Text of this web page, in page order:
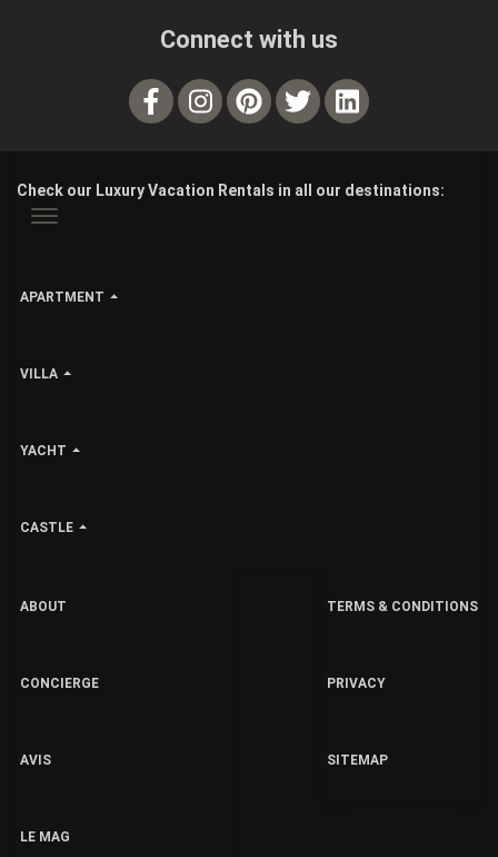
Connect with us
Check our Luxury Vacation Rentals in all our destinations:
APARTMENT
VILLA
YACHT
CASTLE
ABOUT
CONCIERGE
AVIS
LE MAG
TERMS & CONDITIONS
PRIVACY
SITEMAP